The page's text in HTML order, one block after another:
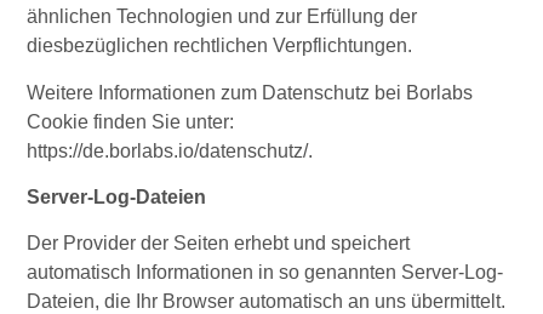
ähnlichen Technologien und zur Erfüllung der
diesbezüglichen rechtlichen Verpflichtungen.
Weitere Informationen zum Datenschutz bei Borlabs
Cookie finden Sie unter:
https://de.borlabs.io/datenschutz/.
Server-Log-Dateien
Der Provider der Seiten erhebt und speichert
automatisch Informationen in so genannten Server-Log-
Dateien, die Ihr Browser automatisch an uns übermittelt.